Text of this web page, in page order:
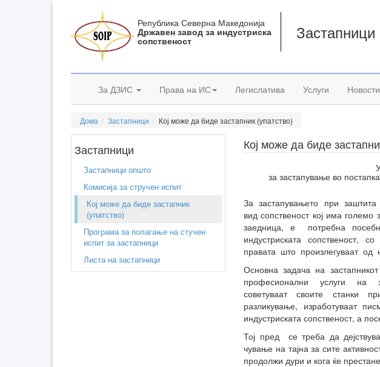
Република Северна Македонија
Државен завод за индустриска
сопственост Застапници
За ДЗИС Права на ИС Легислатива Услуги Новости
Дома Застапници Кој може да биде застапник (упатство)
Застапници
Застапници општо
Комисија за стручен испит
Кој може да биде застапник
(упатство)
Програма за полагање на стучен
испит за застапници
Листа на застапници
Кој може да биде
за застапување во
За застапувањето при заштита
вид сопственост кој има
заедница, е потребна
индустриската сопственост,
правата што произлегуваат од
Основна задача на
професионални услуги на
советуваат своите станки
разликување, изработуваат
индустриската сопственост, а
Тој пред се треба да
чување на тајна за сите
продолжи дури и кога ќе